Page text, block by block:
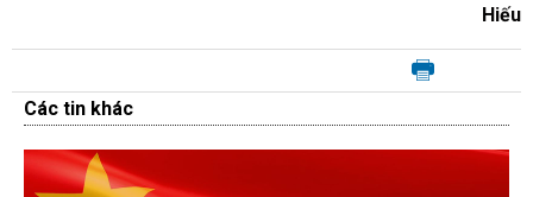
Hiếu
Các tin khác